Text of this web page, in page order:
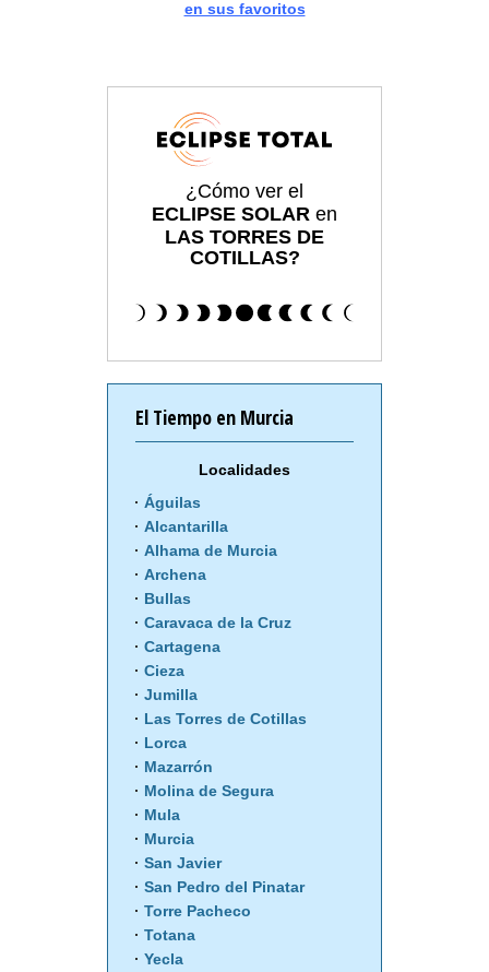
en sus favoritos
¿Cómo ver el
ECLIPSE SOLAR en
LAS TORRES DE
COTILLAS?
El Tiempo en Murcia
Localidades
Águilas
Alcantarilla
Alhama de Murcia
Archena
Bullas
Caravaca de la Cruz
Cartagena
Cieza
Jumilla
Las Torres de Cotillas
Lorca
Mazarrón
Molina de Segura
Mula
Murcia
San Javier
San Pedro del Pinatar
Torre Pacheco
Totana
Yecla